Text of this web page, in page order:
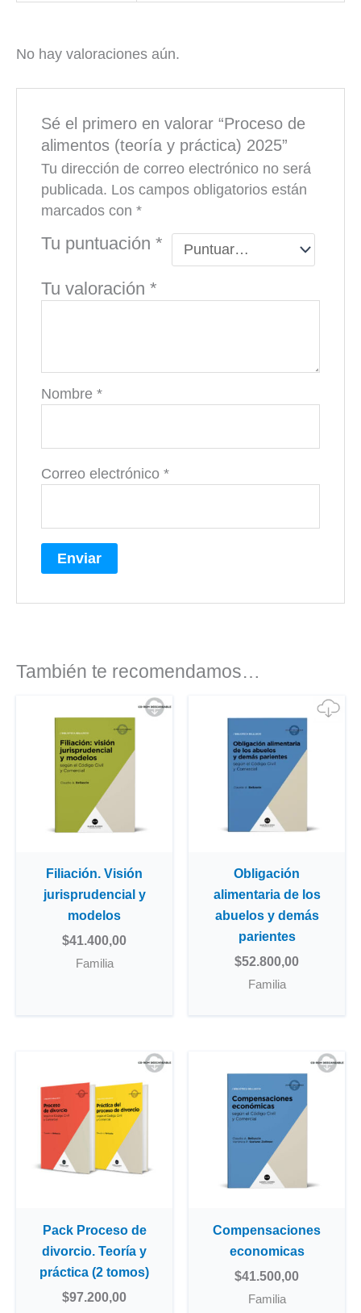
No hay valoraciones aún.
Sé el primero en valorar “Proceso de
alimentos (teoría y práctica) 2025”
Tu dirección de correo electrónico no será
publicada. Los campos obligatorios están
marcados con*
Tu puntuación*
Tu valoración*
Nombre*
Correo electrónico*
También te recomendamos…
Filiación. Visión
jurisprudencial y
modelos
$41.400,00
Familia
Obligación
alimentaria de los
abuelos y demás
parientes
$52.800,00
Familia
Pack Proceso de
divorcio. Teoría y
práctica (2 tomos)
$97.200,00
Compensaciones
economicas
$41.500,00
Familia